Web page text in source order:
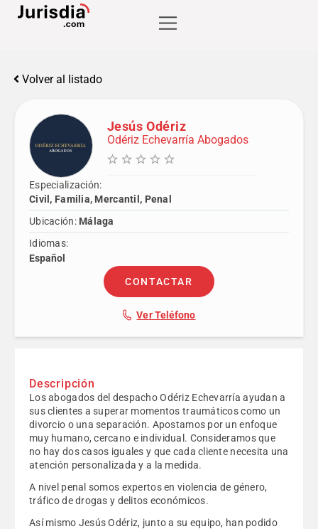
Volver al listado
Jesús Odériz
Odériz Echevarría Abogados
Especialización:
Civil, Familia, Mercantil, Penal
Ubicación: Málaga
Idiomas:
Español
CONTACTAR
Ver Teléfono
Descripción
Los abogados del despacho Odériz Echevarría ayudan a
sus clientes a superar momentos traumáticos como un
divorcio o una separación. Apostamos por un enfoque
muy humano, cercano e individual. Consideramos que
no hay dos casos iguales y que cada cliente necesita una
atención personalizada y a la medida.
A nivel penal somos expertos en violencia de género,
tráfico de drogas y delitos económicos.
Así mismo Jesús Odériz, junto a su equipo, han podido